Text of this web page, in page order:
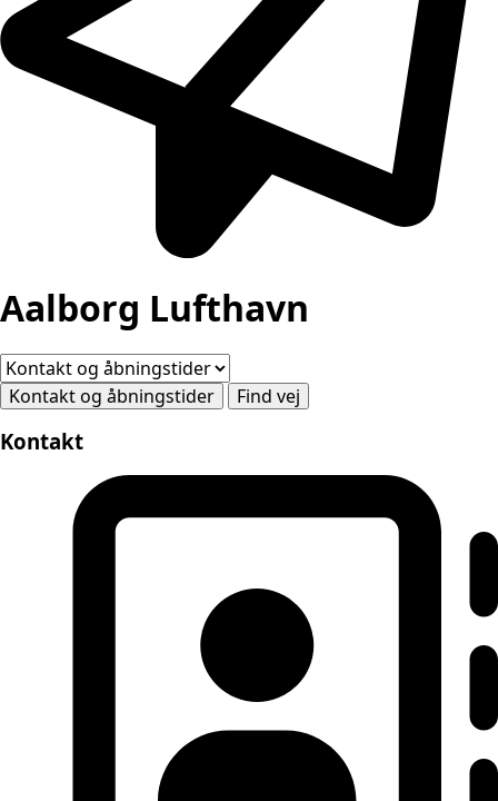
Aalborg Lufthavn
Kontakt og åbningstider Find vej
Kontakt